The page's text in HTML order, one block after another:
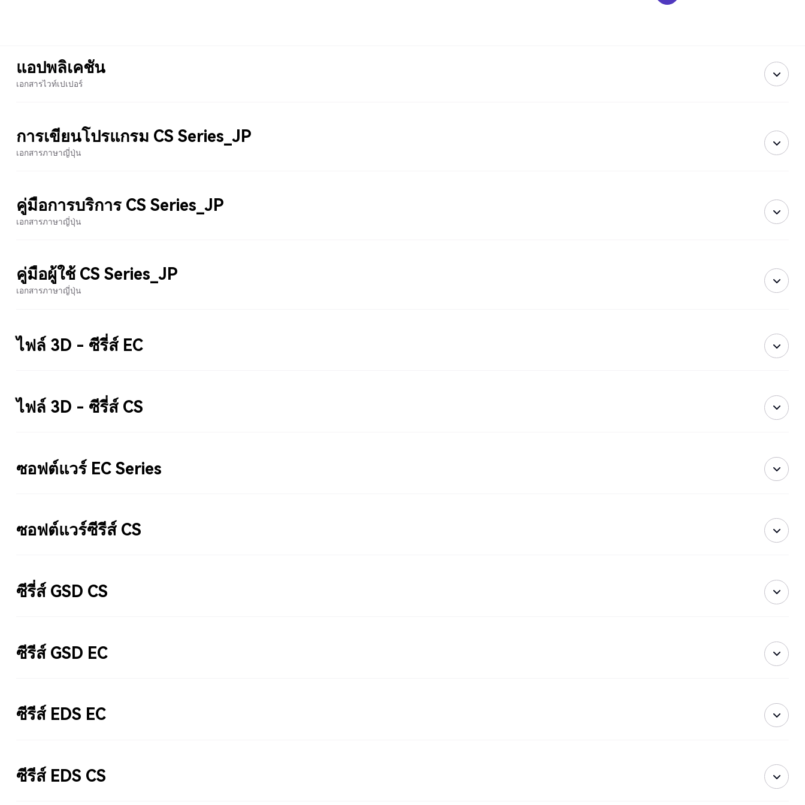
แอปพลิเคชัน
เอกสารไวท์เปเปอร์
การเขียนโปรแกรม CS Series_JP
เอกสารภาษาญี่ปุ่น
คู่มือการบริการ CS Series_JP
เอกสารภาษาญี่ปุ่น
คู่มือผู้ใช้ CS Series_JP
เอกสารภาษาญี่ปุ่น
ไฟล์ 3D - ซีรี่ส์ EC
ไฟล์ 3D - ซีรี่ส์ CS
ซอฟต์แวร์ EC Series
ซอฟต์แวร์ซีรีส์ CS
ซีรี่ส์ GSD CS
ซีรีส์ GSD EC
ซีรีส์ EDS EC
ซีรีส์ EDS CS